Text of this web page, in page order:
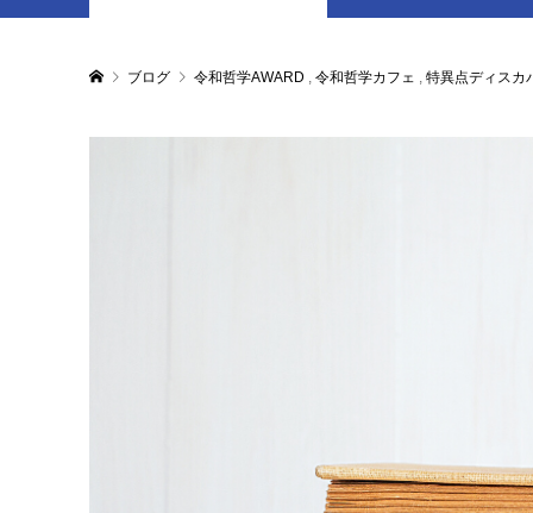
ブログ 令和哲学AWARD , 令和哲学カフェ , 特異点ディスカ